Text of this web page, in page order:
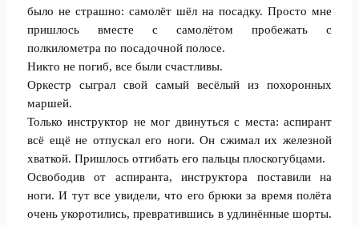
было не страшно: самолёт шёл на посадку. Просто мне
пришлось вместе с самолётом пробежать с
полкилометра по посадочной полосе.
Никто не погиб, все были счастливы.
Оркестр сыграл свой самый весёлый из похоронных
маршей.
Только инструктор не мог двинуться с места: аспирант
всё ещё не отпускал его ноги. Он сжимал их железной
хваткой. Пришлось отгибать его пальцы плоскогубцами.
Освободив от аспиранта, инструктора поставили на
ноги. И тут все увидели, что его брюки за время полёта
очень укоротились, превратившись в удлинённые шорты.